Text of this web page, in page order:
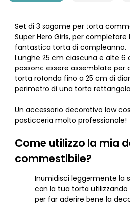
Set di 3 sagome per torta
Super Hero Girls, per
fantastica torta di compleanno.
Lunghe 25 cm ciascuna e alte 6
possono essere assemblate
torta rotonda fino a 25 cm di
perimetro di una torta
Un accessorio decorativo low
pasticceria molto professionale!
Come utilizzo la mia
commestibile?
Inumidisci leggermente la
con la tua torta
per far aderire bene la